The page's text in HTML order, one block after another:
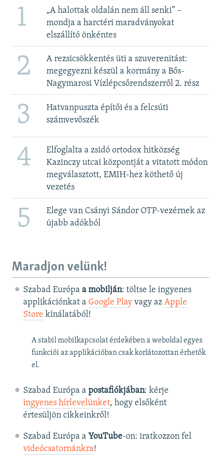
1
„A halottak oldalán nem áll senki” –
mondja a harctéri maradványokat
elszállító önkéntes
2
A rezsicsökkentés üti a szuverenitást:
megegyezni készül a kormány a Bős-
Nagymarosi Vízlépcsőrendszerről 2. rész
3
Hatvanpuszta építői és a felcsúti
számvevőszék
4
Elfoglalta a zsidó ortodox hitközség
Kazinczy utcai központját a vitatott módon
megválasztott, EMIH-hez köthető új
vezetés
5
Elege van Csányi Sándor OTP-vezérnek az
újabb adókból
Maradjon velünk!
Szabad Európa a mobilján: töltse le ingyenes
applikációnkat a Google Playvagy az Apple
Store kínálatából!
A stabil mobilkapcsolat érdekében a weboldal egyes
funkciói az applikációban csak korlátozottan érhetők
el.
Szabad Európa a postafiókjában: kérje
ingyenes hírlevelünket, hogy elsőként
értesüljön cikkeinkről!
Szabad Európa a YouTube-on: iratkozzon fel
videócsatornánkra!